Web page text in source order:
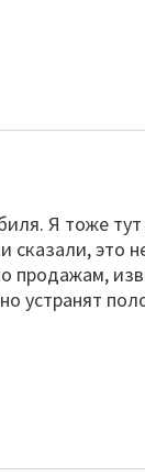
Я тоже тут
это
продажам,
устранят